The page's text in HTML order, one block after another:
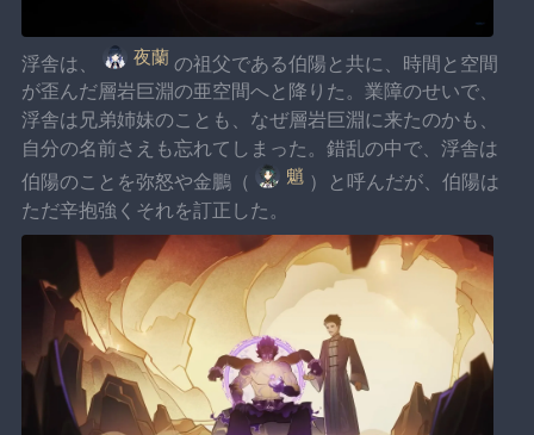
浮舎は、 夜蘭 の祖父である伯陽と共に、時間と空間
が歪んだ層岩巨淵の亜空間へと降りた。業障のせいで、
浮舎は兄弟姉妹のことも、なぜ層岩巨淵に来たのかも、
自分の名前さえも忘れてしまった。錯乱の中で、浮舎は
伯陽のことを弥怒や金鵬（
魈 ）と呼んだが、伯陽は
ただ辛抱強くそれを訂正した。